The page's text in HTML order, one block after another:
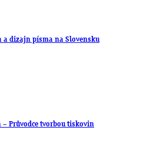
a dizajn písma na Slovensku
Průvodce tvorbou tiskovin